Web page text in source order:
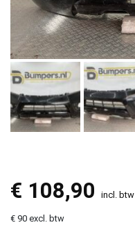
€ 108,90 incl. btw
€ 90 excl. btw